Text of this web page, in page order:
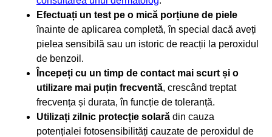
Efectuați un test pe o mică porțiune de piele
înainte de aplicarea completă, în special dacă aveți
pielea sensibilă sau un istoric de reacții la peroxidul
de benzoil.
Începeți cu un timp de contact mai scurt și o
utilizare mai puțin frecventă, crescând treptat
frecvența și durata, în funcție de toleranță.
Utilizați zilnic protecție solară din cauza
potențialei fotosensibilități cauzate de peroxidul de